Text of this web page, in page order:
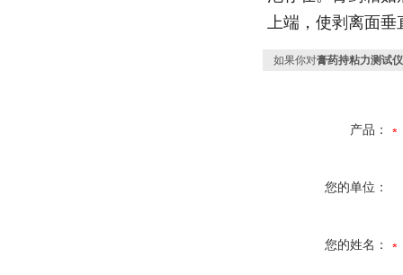
上端，使剥离面垂
如果你对膏药持粘力测试
产品：
您的单位：
您的姓名：